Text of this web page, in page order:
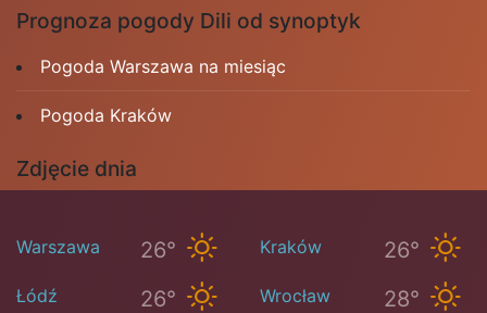
Prognoza pogody Dili od synoptyk
Pogoda Warszawa na miesiąc
Pogoda Kraków
Zdjęcie dnia
Warszawa 26° Kraków 26°
Łódź 26° Wrocław 28°